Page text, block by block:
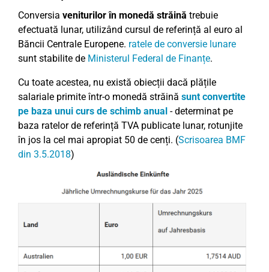
Conversia veniturilor în monedă străină trebuie
efectuată lunar, utilizând cursul de referință al euro al
Băncii Centrale Europene. ratele de conversie lunare
sunt stabilite de Ministerul Federal de Finanțe.
Cu toate acestea, nu există obiecții dacă plățile
salariale primite într-o monedă străină sunt convertite
pe baza unui curs de schimb anual - determinat pe
baza ratelor de referință TVA publicate lunar, rotunjite
în jos la cel mai apropiat 50 de cenți. (Scrisoarea BMF
din 3.5.2018)